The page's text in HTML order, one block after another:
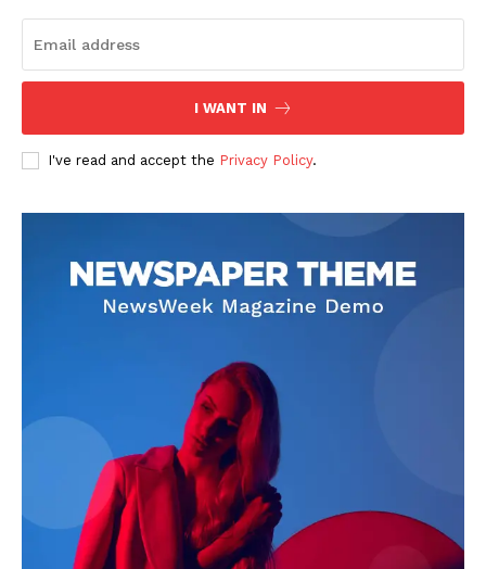
I WANT IN
I've read and accept the Privacy Policy.